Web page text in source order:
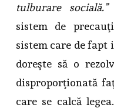
tulburare socială.”
sistem de
sistem care de fapt
doreşte să o
disproporţionată
care se calcă